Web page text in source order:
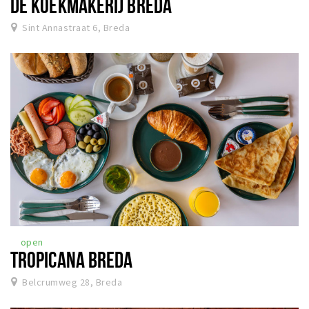
DE KOEKMAKERIJ BREDA
Sint Annastraat 6, Breda
open
TROPICANA BREDA
Belcrumweg 28, Breda